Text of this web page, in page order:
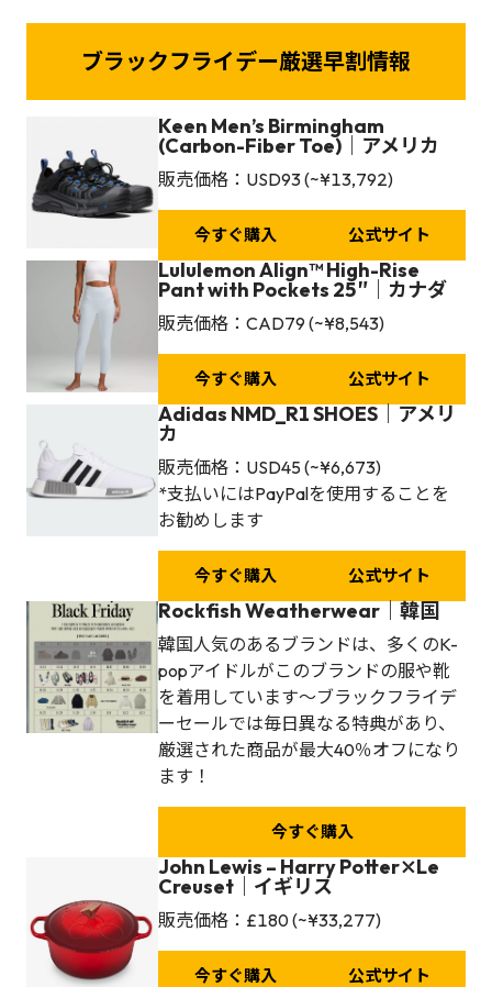
ブラックフライデー厳選早割情報
Keen Men’s Birmingham
(Carbon-Fiber Toe)｜アメリカ
販売価格：USD93 (~¥13,792)
今すぐ購入 公式サイト
LululemonAlign™ High-Rise
Pant with Pockets 25″ ｜カナダ
販売価格：CAD79 (~¥8,543)
今すぐ購入 公式サイト
Adidas NMD_R1 SHOES｜アメリ
カ
販売価格：USD45 (~¥6,673)
*支払いにはPayPalを使用することを
お勧めします
今すぐ購入 公式サイト
Rockfish Weatherwear｜韓国
韓国人気のあるブランドは、多くのK-
popアイドルがこのブランドの服や靴
を着用しています〜ブラックフライデ
ーセールでは毎日異なる特典があり、
厳選された商品が最大40％オフになり
ます！
今すぐ購入
John Lewis – Harry Potter⤬Le
Creuset｜イギリス
販売価格：£180 (~¥33,277)
今すぐ購入 公式サイト